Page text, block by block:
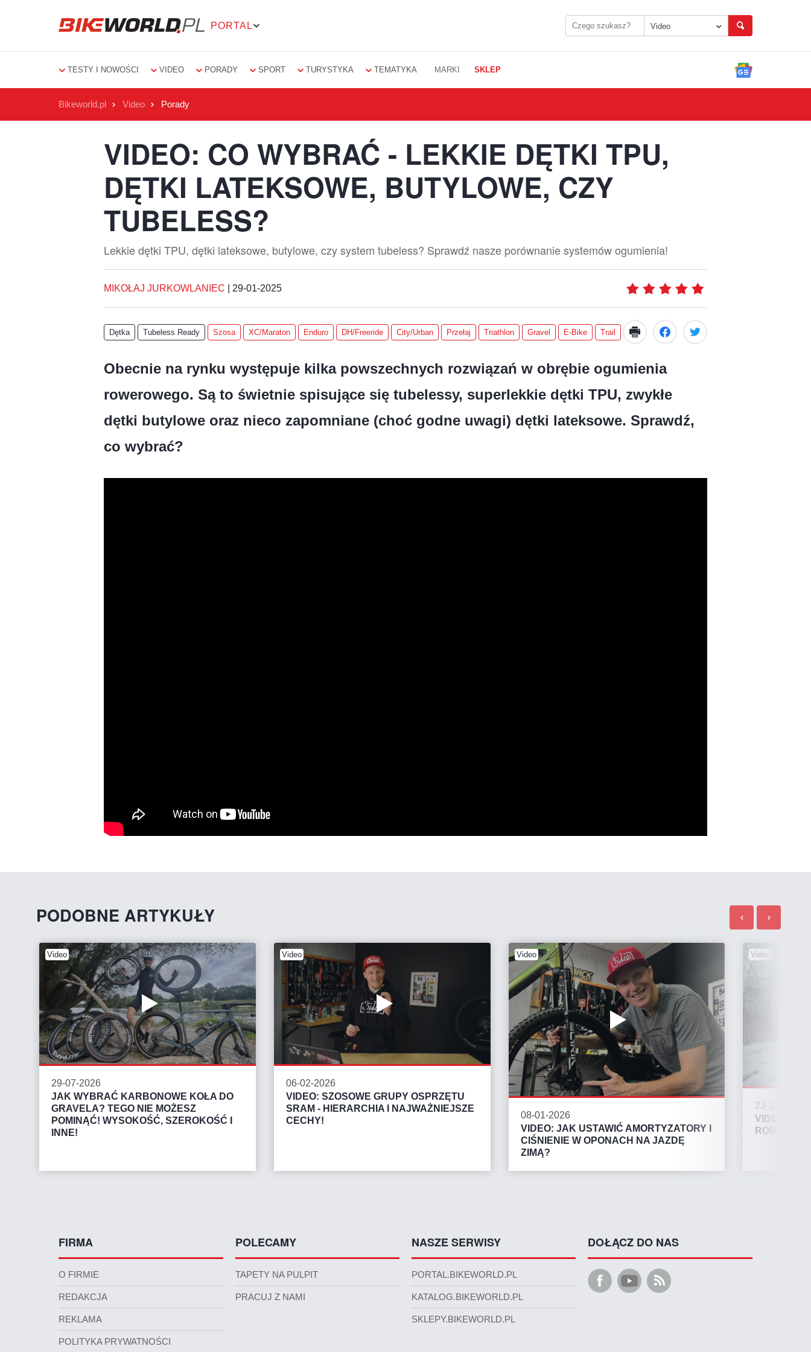
PORTAL Video
TESTY I NOWOŚCI VIDEO PORADY SPORT TURYSTYKA TEMATYKA MARKI SKLEP
Bikeworld.pl Video Porady
VIDEO: CO WYBRAĆ - LEKKIE DĘTKI TPU,
DĘTKI LATEKSOWE, BUTYLOWE, CZY
TUBELESS?
Lekkie dętki TPU, dętki lateksowe, butylowe, czy system tubeless? Sprawdź nasze porównanie systemów ogumienia!
MIKOŁAJ JURKOWLANIEC | 29-01-2025
Dętka Tubeless Ready Szosa XC/Maraton Enduro DH/Freeride City/Urban Przełaj Triathlon Gravel E-Bike Trail
Obecnie na rynku występuje kilka powszechnych rozwiązań w obrębie ogumienia
rowerowego. Są to świetnie spisujące się tubelessy, superlekkie dętki TPU, zwykłe
dętki butylowe oraz nieco zapomniane (choć godne uwagi) dętki lateksowe. Sprawdź,
co wybrać?
PODOBNE ARTYKUŁY
Video
29-07-2026
JAK WYBRAĆ KARBONOWE KOŁA DO
GRAVELA? TEGO NIE MOŻESZ
POMINĄĆ! WYSOKOŚĆ, SZEROKOŚĆ I
INNE!
Video
06-02-2026
VIDEO: SZOSOWE GRUPY OSPRZĘTU
SRAM - HIERARCHIA I NAJWAŻNIEJSZE
CECHY!
Video
08-01-2026
VIDEO: JAK USTAWIĆ AMORTYZATORY I
CIŚNIENIE W OPONACH NA JAZDĘ
ZIMĄ?
Video
23-12-2025
VIDEO:
ROBIĆ?
FIRMA
O FIRMIE
REDAKCJA
REKLAMA
POLITYKA PRYWATNOŚCI
POLECAMY
TAPETY NA PULPIT
PRACUJ Z NAMI
NASZE SERWISY
PORTAL.BIKEWORLD.PL
KATALOG.BIKEWORLD.PL
SKLEPY.BIKEWORLD.PL
DOŁĄCZ DO NAS